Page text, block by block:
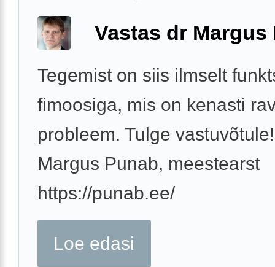
Vastas dr Margus
Tegemist on siis ilmselt
fimoosiga, mis on kenasti
probleem. Tulge vastuvõtule!
Margus Punab, meestearst
https://punab.ee/
Loe edasi